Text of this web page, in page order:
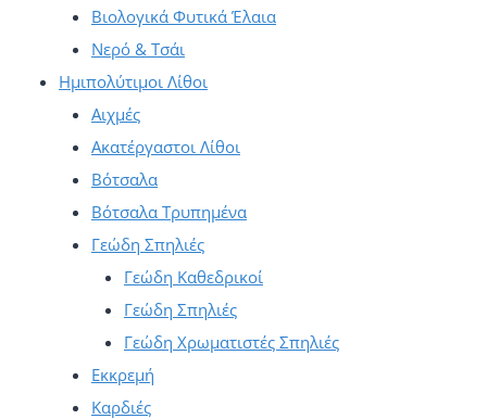
Βιολογικά Φυτικά Έλαια
Νερό & Τσάι
Ημιπολύτιμοι Λίθοι
Αιχμές
Ακατέργαστοι Λίθοι
Βότσαλα
Βότσαλα Τρυπημένα
Γεώδη Σπηλιές
Γεώδη Καθεδρικοί
Γεώδη Σπηλιές
Γεώδη Χρωματιστές Σπηλιές
Εκκρεμή
Καρδιές